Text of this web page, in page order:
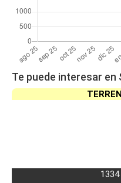
Te puede interesar en
1334